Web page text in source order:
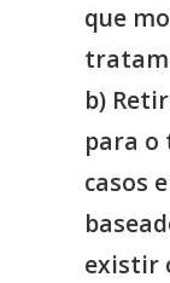
que
b)
para o
casos
existir